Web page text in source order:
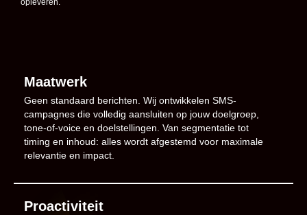
Maatwerk
Geen standaard berichten. Wij ontwikkelen SMS-
campagnes die volledig aansluiten op jouw doelgroep,
tone-of-voice en doelstellingen. Van segmentatie tot
timing en inhoud: alles wordt afgestemd voor maximale
relevantie en impact.
Proactiviteit